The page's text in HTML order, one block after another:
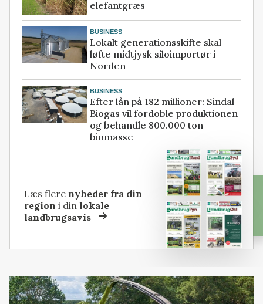
elefantgræs
BUSINESS
Lokalt generationsskifte skal
løfte midtjysk siloimportør i
Norden
BUSINESS
Efter lån på 182 millioner: Sindal
Biogas vil fordoble produktionen
og behandle 800.000 ton
biomasse
Læs flere nyheder fra din
region i dinlokale
landbrugsavis